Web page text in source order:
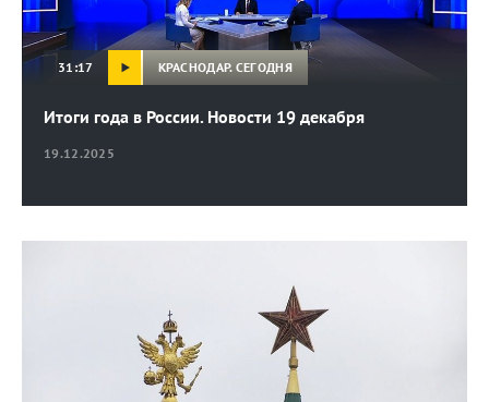
19.12.2025
Итоги года в России. Новости 19 декабря
31:17 КРАСНОДАР. СЕГОДНЯ